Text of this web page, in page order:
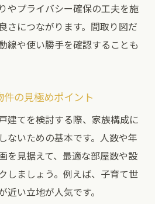
やプライバシー確保の工夫を施
さにつながります。間取り図だ
線や使い勝手を確認することも
の見極めポイント
建てを検討する際、家族構成に
ないための基本です。人数や年
を見据えて、最適な部屋数や設
しましょう。例えば、子育て世
い立地が人気です。